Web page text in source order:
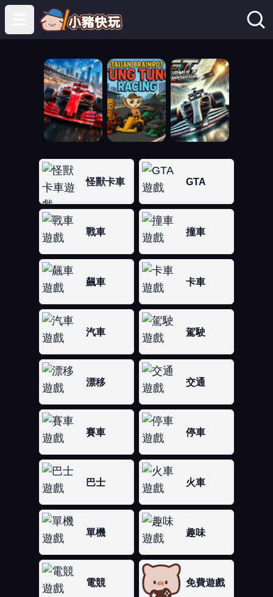
Open main menu
怪獸卡車 GTA
戰車 撞車
飆車 卡車
汽車 駕駛
漂移 交通
賽車 停車
巴士 火車
單機 趣味
電競 免費遊戲